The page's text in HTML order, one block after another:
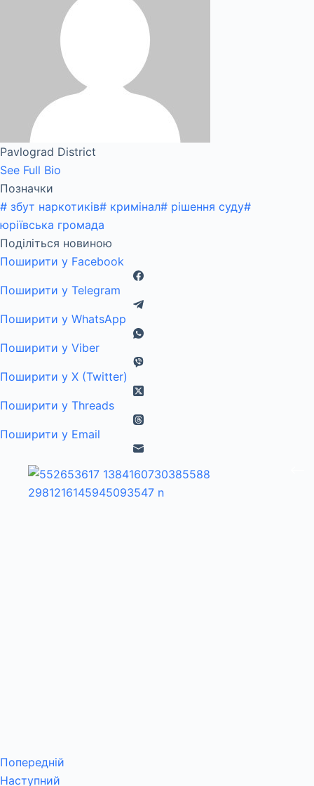
Pavlograd District
See Full Bio
Позначки
# збут наркотиків# кримінал# рішення суду#
юріївська громада
Поділіться новиною
Поширити у Facebook
Поширити у Telegram
Поширити у WhatsApp
Поширити у Viber
Поширити у X (Twitter)
Поширити у Threads
Поширити у Email
Попередній
Наступний